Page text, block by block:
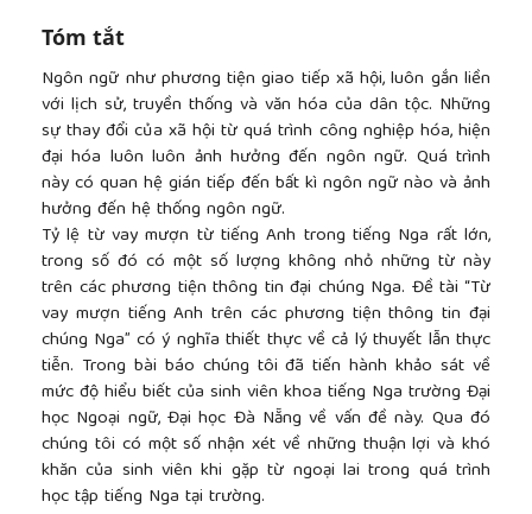
Tóm tắt
Ngôn ngữ như phương tiện giao tiếp xã hội, luôn gắn liền
với lịch sử, truyền thống và văn hóa của dân tộc. Những
sự thay đổi của xã hội từ quá trình công nghiệp hóa, hiện
đại hóa luôn luôn ảnh hưởng đến ngôn ngữ. Quá trình
này có quan hệ gián tiếp đến bất kì ngôn ngữ nào và ảnh
hưởng đến hệ thống ngôn ngữ.
Tỷ lệ từ vay mượn từ tiếng Anh trong tiếng Nga rất lớn,
trong số đó có một số lượng không nhỏ những từ này
trên các phương tiện thông tin đại chúng Nga. Đề tài “Từ
vay mượn tiếng Anh trên các phương tiện thông tin đại
chúng Nga” có ý nghĩa thiết thực về cả lý thuyết lẫn thực
tiễn. Trong bài báo chúng tôi đã tiến hành khảo sát về
mức độ hiểu biết của sinh viên khoa tiếng Nga trường Đại
học Ngoại ngữ, Đại học Đà Nẵng về vấn đề này. Qua đó
chúng tôi có một số nhận xét về những thuận lợi và khó
khăn của sinh viên khi gặp từ ngoại lai trong quá trình
học tập tiếng Nga tại trường.